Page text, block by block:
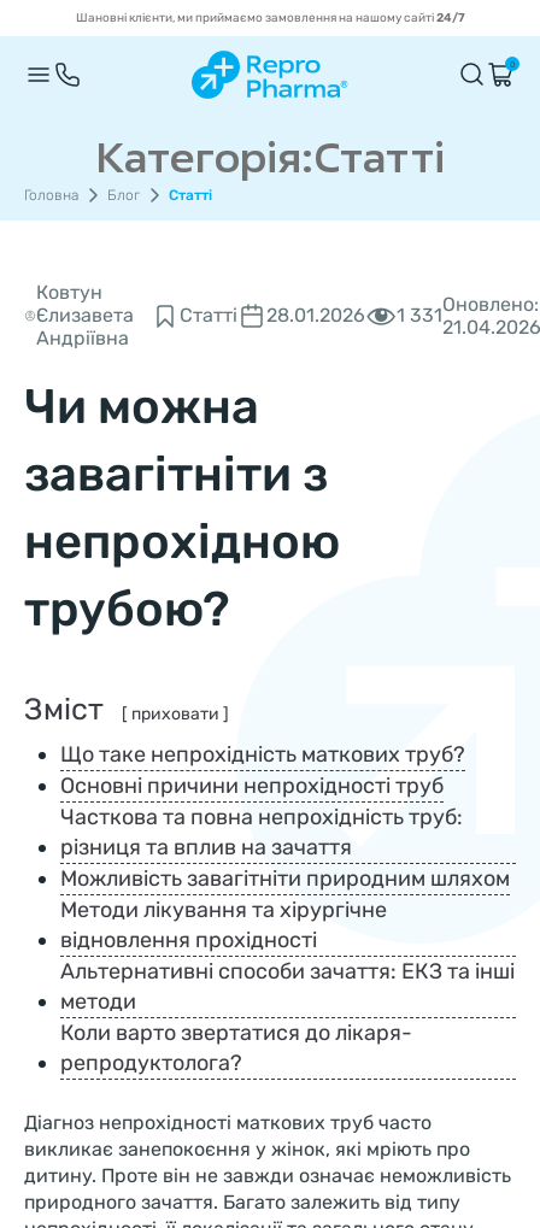
Шановні клієнти, ми приймаємо замовлення на нашому сайті24/7
0
Головна Блог Статті
Категорія:Статті
Ковтун
Єлизавета
Андріївна
Статті 28.01.2026 1 331Оновлено:
21.04.2026
Чи можна
завагітніти з
непрохідною
трубою?
Зміст [ приховати ]
Що таке непрохідність маткових труб?
Основні причини непрохідності труб
Часткова та повна непрохідність труб:
різниця та вплив на зачаття
Можливість завагітніти природним шляхом
Методи лікування та хірургічне
відновлення прохідності
Альтернативні способи зачаття: ЕКЗ та інші
методи
Коли варто звертатися до лікаря-
репродуктолога?
Діагноз непрохідності маткових труб часто
викликає занепокоєння у жінок, які мріють про
дитину. Проте він не завжди означає неможливість
природного зачаття. Багато залежить від типу